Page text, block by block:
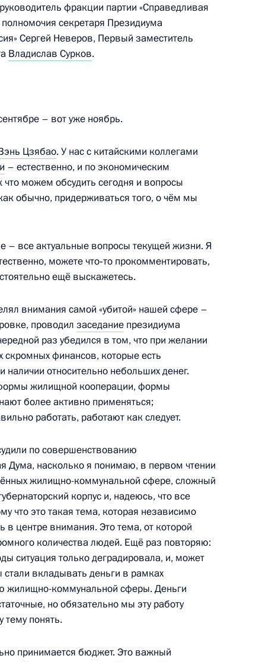
для
Федеральному
на освещение ежегодного
Собранию
Безопасности
Горки
Исламом
комиссии
фракции партии «Справедливая
секретаря Президиума
Сергей Неверов, Первый заместитель
Владислав Сурков.
– вот уже ноябрь.
Цзябао. У нас с китайскими коллегами
– естественно, и по экономическим
можем обсудить сегодня и вопросы
обычно, придерживаться того, о чём мы
– все актуальные вопросы текущей жизни. Я
можете что‑то прокомментировать,
ещё выскажетесь.
внимания самой «убитой» нашей сфере –
проводил заседание президиума
раз убедился в том, что при желании
скромных финансов, которые есть
наличии относительно небольших денег.
жилищной кооперации, формы
более активно применяться;
работать, работают как следует.
по совершенствованию
Дума, насколько я понимаю, в первом чтении
жилищно-коммунальной сфере, сложный
корпус и, надеюсь, что все
что это такая тема, которая независимо
в центре внимания. Это тема, от которой
количества людей. Ещё раз повторяю:
ситуация только деградировала, и, может
вкладывать деньги в рамках
жилищно-коммунальной сферы. Деньги
но обязательно мы эту работу
понять.
принимается бюджет. Это важный